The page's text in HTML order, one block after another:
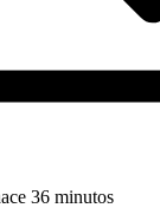
36 minutos